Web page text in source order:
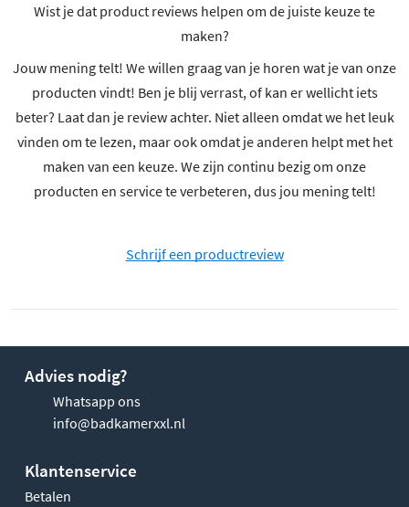
Wist je dat product reviews helpen om de juiste keuze te
maken?
Jouw mening telt! We willen graag van je horen wat je van onze
producten vindt! Ben je blij verrast, of kan er wellicht iets
beter? Laat dan je review achter. Niet alleen omdat we het leuk
vinden om te lezen, maar ook omdat je anderen helpt met het
maken van een keuze. We zijn continu bezig om onze
producten en service te verbeteren, dus jou mening telt!
Schrijf een productreview
Advies nodig?
Whatsapp ons
info@badkamerxxl.nl
Klantenservice
Betalen